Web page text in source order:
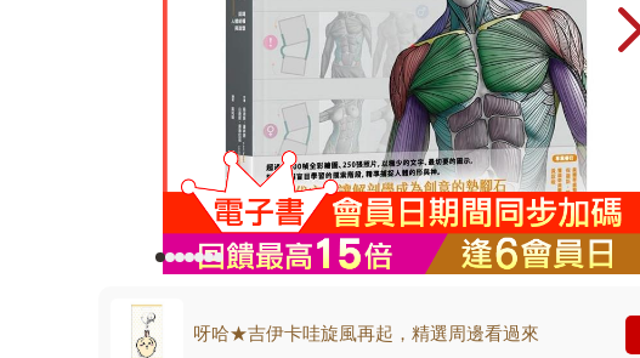
呀哈★吉伊卡哇旋風再起，精選周邊看過來